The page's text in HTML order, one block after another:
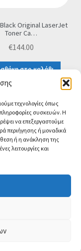
τεχνολογίες όπως
συσκευών. Η
να επεξεργαστούμε
περιήγησης ή μοναδικά
ή η ανάκληση της
λειτουργίες και
Original LaserJet
Toner Ca…
€144.00
στο καλάθι
with
us